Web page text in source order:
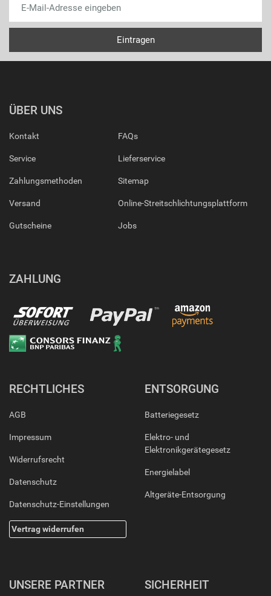
ÜBER UNS
Kontakt
Service
Zahlungsmethoden
Versand
Gutscheine
FAQs
Lieferservice
Sitemap
Online-Streitschlichtungsplattform
Jobs
ZAHLUNG
RECHTLICHES
AGB
Impressum
Widerrufsrecht
Datenschutz
Datenschutz-Einstellungen
Vertrag widerrufen
ENTSORGUNG
Batteriegesetz
Elektro- und
Elektronikgerätegesetz
Energielabel
Altgeräte-Entsorgung
UNSERE PARTNER SICHERHEIT